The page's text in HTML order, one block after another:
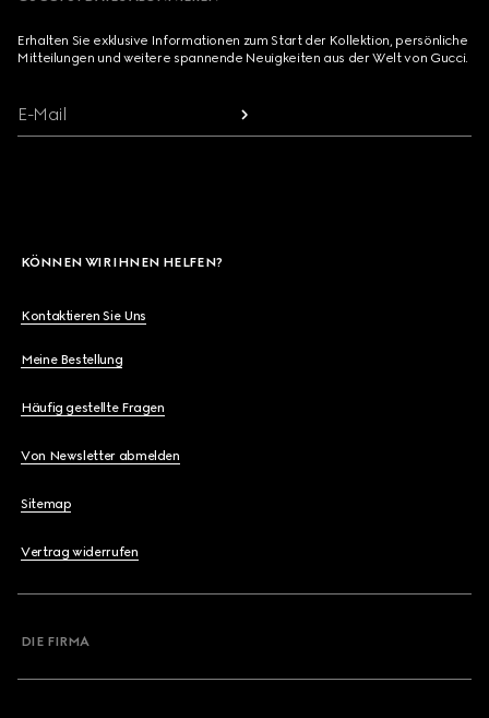
Erhalten Sie exklusive Informationen zum Start der Kollektion, persönliche
Mitteilungen und weitere spannende Neuigkeiten aus der Welt von Gucci.
E-Mail
KÖNNEN WIR IHNEN HELFEN?
Kontaktieren Sie Uns
Meine Bestellung
Häufig gestellte Fragen
Von Newsletter abmelden
Sitemap
Vertrag widerrufen
DIE FIRMA